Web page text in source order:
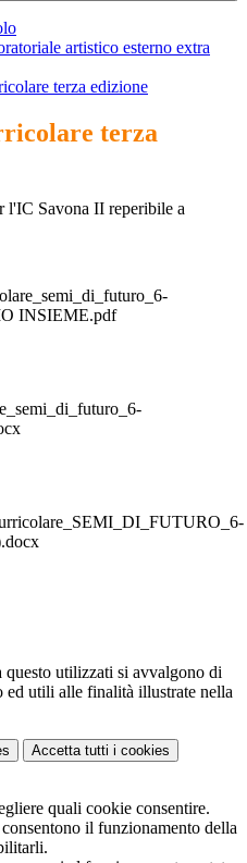
artistico esterno extra
terza edizione
terza
l'IC Savona II reperibile a
INSIEME.pdf
utilizzati si avvalgono di
ed utili alle finalità illustrate nella
Accetta tutti i cookies
quali cookie consentire.
il funzionamento della